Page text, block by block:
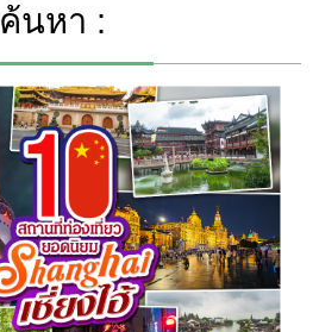
ค้นหา :